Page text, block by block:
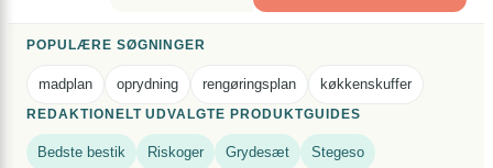
POPULÆRE SØGNINGER
madplan oprydning rengøringsplan køkkenskuffer
REDAKTIONELT UDVALGTE PRODUKTGUIDES
Bedste bestik Riskoger Grydesæt Stegeso